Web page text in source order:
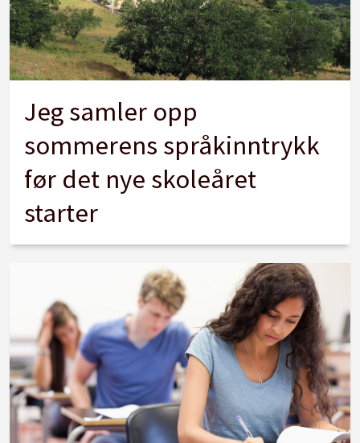
Jeg samler opp
sommerens språkinntrykk
før det nye skoleåret
starter